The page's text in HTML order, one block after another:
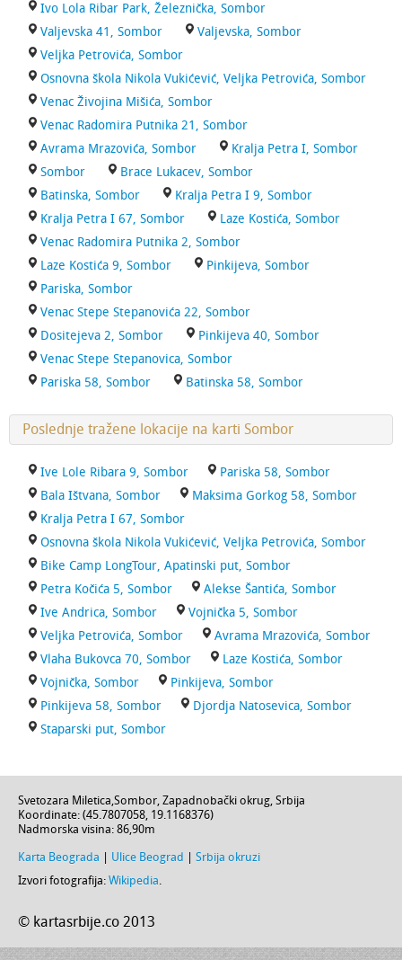
Ivo Lola Ribar Park, Železnička, Sombor
Valjevska 41, Sombor
Valjevska, Sombor
Veljka Petrovića, Sombor
Osnovna škola Nikola Vukićević, Veljka Petrovića, Sombor
Venac Živojina Mišića, Sombor
Venac Radomira Putnika 21, Sombor
Avrama Mrazovića, Sombor
Kralja Petra I, Sombor
Sombor
Brace Lukacev, Sombor
Batinska, Sombor
Kralja Petra I 9, Sombor
Kralja Petra I 67, Sombor
Laze Kostića, Sombor
Venac Radomira Putnika 2, Sombor
Laze Kostića 9, Sombor
Pinkijeva, Sombor
Pariska, Sombor
Venac Stepe Stepanovića 22, Sombor
Dositejeva 2, Sombor
Pinkijeva 40, Sombor
Venac Stepe Stepanovica, Sombor
Pariska 58, Sombor
Batinska 58, Sombor
Poslednje tražene lokacije na karti Sombor
Ive Lole Ribara 9, Sombor
Pariska 58, Sombor
Bala Ištvana, Sombor
Maksima Gorkog 58, Sombor
Kralja Petra I 67, Sombor
Osnovna škola Nikola Vukićević, Veljka Petrovića, Sombor
Bike Camp LongTour, Apatinski put, Sombor
Petra Kočića 5, Sombor
Alekse Šantića, Sombor
Ive Andrica, Sombor
Vojnička 5, Sombor
Veljka Petrovića, Sombor
Avrama Mrazovića, Sombor
Vlaha Bukovca 70, Sombor
Laze Kostića, Sombor
Vojnička, Sombor
Pinkijeva, Sombor
Pinkijeva 58, Sombor
Djordja Natosevica, Sombor
Staparski put, Sombor
Svetozara Miletica,Sombor, Zapadnobački okrug, Srbija
Koordinate: (45.7807058, 19.1168376)
Nadmorska visina: 86,90m
Karta Beograda Ulice Beograd
Srbija okruzi
Izvori fotografija: Wikipedia.
© kartasrbije.co 2013